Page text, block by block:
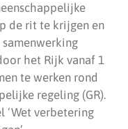
de rit te krijgen en
het Rijk vanaf 1
te werken rond
regeling (GR).
‘Wet verbetering